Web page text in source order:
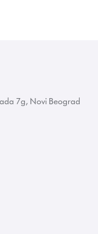
7g, Novi Beograd